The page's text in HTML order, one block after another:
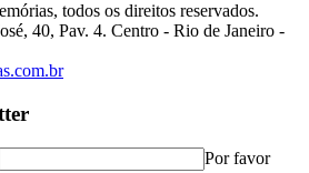
todos os direitos reservados.
40, Pav. 4. Centro - Rio de Janeiro -
Por favor